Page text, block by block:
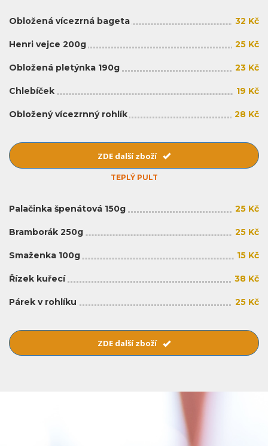
Obložená vícezrná bageta 32 Kč
Henri vejce 200g 25 Kč
Obložená pletýnka 190g 23 Kč
Chlebíček 19 Kč
Obložený vícezrnný rohlík 28 Kč
ZDE další zboží
TEPLÝ PULT
Palačinka špenátová 150g 25 Kč
Bramborák 250g 25 Kč
Smaženka 100g 15 Kč
Řízek kuřecí 38 Kč
Párek v rohlíku 25 Kč
ZDE další zboží